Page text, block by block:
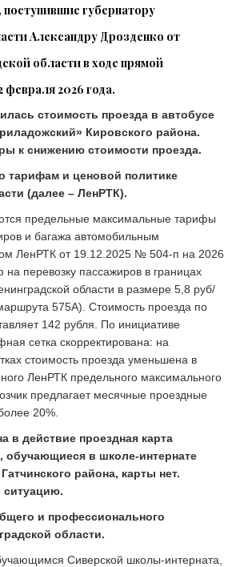
Отвечаем!
губернатору
Александру Дрозденко от
области в ходе прямой
2026 года.
стоимость проезда в автобусе
Кировского района.
к снижению стоимости проезда.
тарифам и ценовой политике
(далее – ЛенРТК).
предельные максимальные тарифы
и багажа автомобильным
ЛенРТК от 19.12.2025 № 504-п на 2026
на перевозку пассажиров в границах
области в размере 5,8 руб/
575А). Стоимость проезда по
142 рубля. По инициативе
сетка скорректирована: на
стоимость проезда уменьшена в
ЛенРТК предельного максимального
предлагает месячные проездные
20%.​
в действие проездная карта
обучающиеся в школе-интернате
района, карты нет.
ситуацию.
и профессионального
области.
Сиверской школы-интерната,